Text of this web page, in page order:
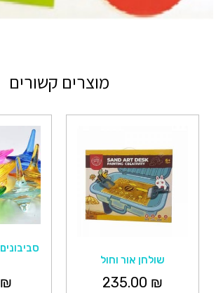
מוצרים קשורים
שולחן אור וחול
235.00 ₪
₪